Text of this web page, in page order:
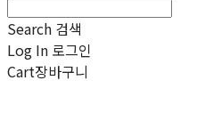
Search 검색
Log In 로그인
Cart장바구니